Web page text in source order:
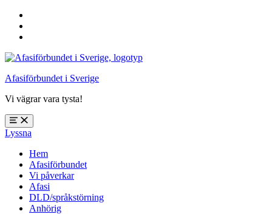
sidfoten
Afasiförbundet i Sverige
Vi vägrar vara tysta!
Öppna
meny:
%s
Lyssna
Hem
Afasiförbundet
Vi påverkar
Afasi
DLD/språkstörning
Anhörig